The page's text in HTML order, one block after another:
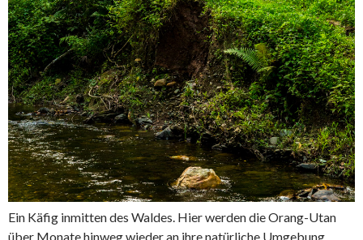
Ein Käfig inmitten des Waldes. Hier werden dieOrang-Utan
über Monate hinweg wieder an ihre natürliche Umgebung